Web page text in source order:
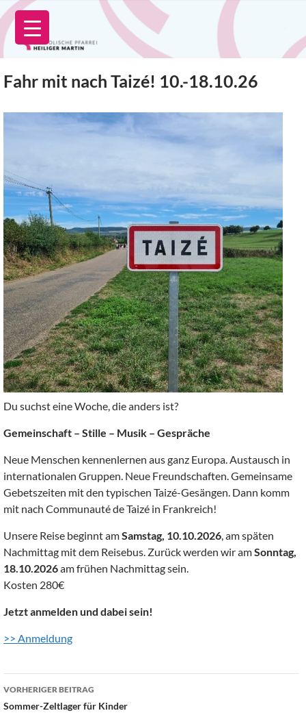
Zum
Inhalt
springen
Fahr mit nach Taizé! 10.-18.10.26
Du suchst eine Woche, die anders ist?
Gemeinschaft – Stille – Musik – Gespräche
Neue Menschen kennenlernen aus ganz Europa. Austausch in
internationalen Gruppen. Neue Freundschaften. Gemeinsame
Gebetszeiten mit den typischen Taizé-Gesängen. Dann komm
mit nach Communauté de Taizé in Frankreich!
Unsere Reise beginnt amSamstag, 10.10.2026, am späten
Nachmittag mit dem Reisebus. Zurück werden wir amSonntag,
18.10.2026am frühen Nachmittag sein.
Kosten 280€
Jetzt anmelden und dabei sein!
>> Anmeldung
Beitragsnavigation
VORHERIGER BEITRAG
Sommer-Zeltlager für Kinder